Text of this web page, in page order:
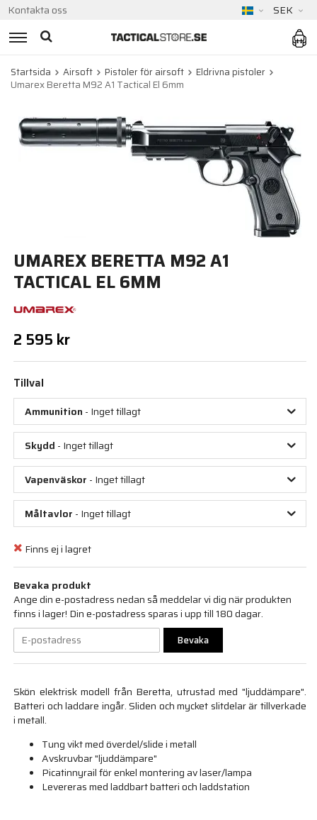
Kontakta oss SEK
Startsida Airsoft Pistoler för airsoft
Eldrivna pistoler
Umarex Beretta M92 A1 Tactical El 6mm
UMAREX BERETTA M92 A1
TACTICAL EL 6MM
2 595 kr
Tillval
Ammunition - Inget tillagt
Skydd - Inget tillagt
Vapenväskor - Inget tillagt
Måltavlor - Inget tillagt
Finns ej i lagret
Bevaka produkt
Ange din e-postadress nedan så meddelar vi dig när produkten
finns i lager! Din e-postadress sparas i upp till 180 dagar.
Bevaka
Skön elektrisk modell från Beretta, utrustad med "ljuddämpare".
Batteri och laddare ingår. Sliden och mycket slitdelar är tillverkade
i metall.
Tung vikt med överdel/slide i metall
Avskruvbar "ljuddämpare"
Picatinnyrail för enkel montering av laser/lampa
Levereras med laddbart batteri och laddstation